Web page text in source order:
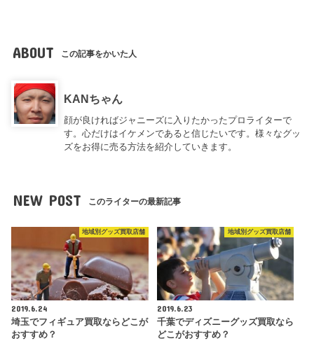
ABOUT この記事をかいた人
KANちゃん
顔が良ければジャニーズに入りたかったプロライターで
す。心だけはイケメンであると信じたいです。様々なグッ
ズをお得に売る方法を紹介していきます。
NEW POST このライターの最新記事
地域別グッズ買取店舗
2019.6.24
埼玉でフィギュア買取ならどこが
おすすめ？
地域別グッズ買取店舗
2019.6.23
千葉でディズニーグッズ買取なら
どこがおすすめ？